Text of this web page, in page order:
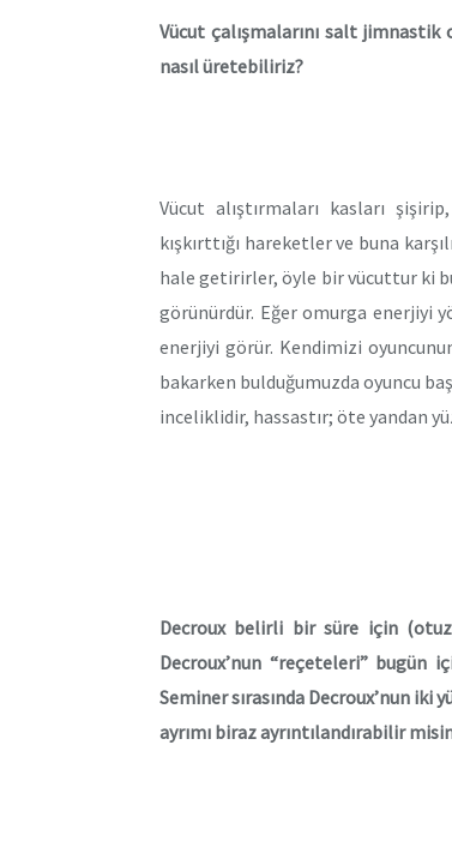
Vücut çalışmalarını salt jimnastik
nasıl üretebiliriz?
Vücut alıştırmaları kasları
kışkırttığı hareketler ve buna
hale getirirler, öyle bir vücuttur ki
görünürdür. Eğer omurga enerjiyi
enerjiyi görür. Kendimizi
bakarken bulduğumuzda oyuncu
inceliklidir, hassastır; öte yandan
Decroux belirli bir süre için (otuz
Decroux’nun “reçeteleri” bugün
Seminer sırasında Decroux’nun
ayrımı biraz ayrıntılandırabilir